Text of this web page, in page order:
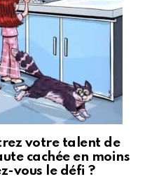
votre talent de
cachée en moins
vous le défi ?